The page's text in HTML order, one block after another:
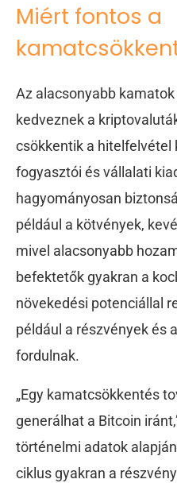
Miért fontos a
Az alacsonyabb
kedveznek a
csökkentik a hitelfelvétel
fogyasztói és vállalati
hagyományosan
például a kötvények,
mivel alacsonyabb
befektetők gyakran a
növekedési potenciállal
például a részvények és
fordulnak.
„Egy kamatcsökkentés
generálhat a Bitcoin
történelmi adatok
ciklus gyakran a